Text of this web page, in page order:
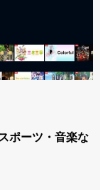
ポーツ・音楽な